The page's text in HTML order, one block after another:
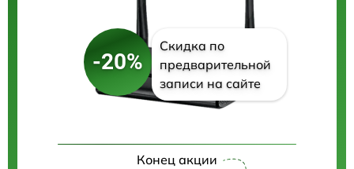
-20%
Скидка по
предварительной
записи на сайте
Конец акции